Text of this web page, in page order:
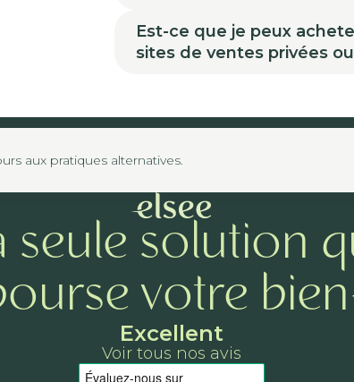
Est-ce que je peux
sites de ventes privées
aux pratiques alternatives.
seule solution
votre
Excellent
Voir tous nos avis